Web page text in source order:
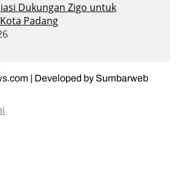
Dukungan Zigo untuk
Padang
| Developed by Sumbarweb